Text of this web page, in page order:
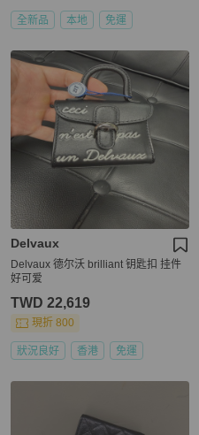
全新品 本地 免運
Delvaux
Delvaux 德尔沃 brilliant 钥匙扣 挂件
好可爱
TWD 22,619
現折 800
狀況良好 香港 免運